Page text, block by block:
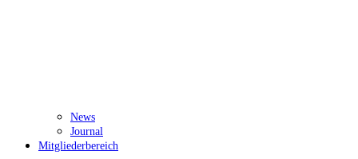
News
Journal
Mitgliederbereich